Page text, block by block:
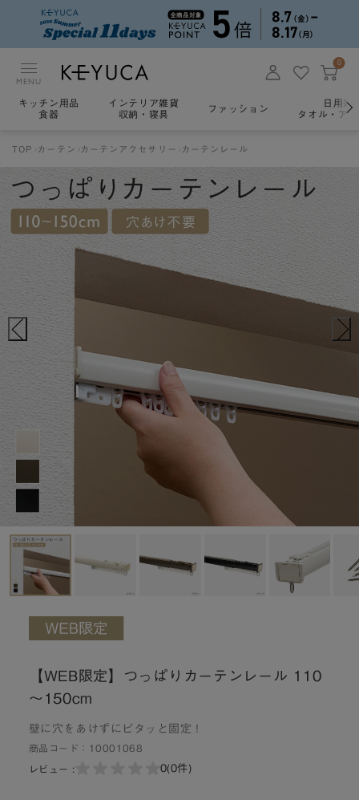
MENU
0
キッチン用品
食器
インテリア雑貨
収納・寝具
ファッション
日用雑
タオル・ア
TOP カーテン カーテンアクセサリー カーテンレール
【WEB限定】つっぱりカーテンレール 110
～150cm
壁に穴をあけずにピタッと固定！
商品コード： 10001068
レビュー : 0(0件)